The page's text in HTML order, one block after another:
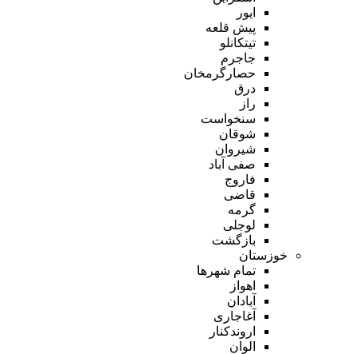
ایور
پیش قلعه
تیتکانلو
جاجرم
حصارگرمخان
درق
راز
سنخواست
شوقان
شیروان
صفی آباد
فاروج
قاضی
گرمه
لوجلی
بازگشت
خوزستان
تمام شهر‌ها
اهواز
آبادان
آغاجاری
اروندکنار
الوان